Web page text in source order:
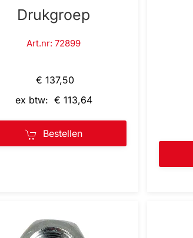
Drukgroep
Art.nr: 72899
€ 137,50
ex btw: € 113,64
Bestellen